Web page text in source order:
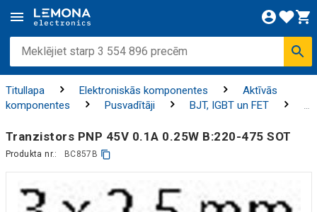
Titullapa Elektroniskās komponentes
Aktīvās
komponentes
Pusvadītāji
BJT, IGBT un FET
Tranzistors PNP 45V 0.1A 0.25W B:220-475 SOT
Produkta nr.: BC857B